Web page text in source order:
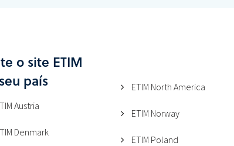
o site ETIM
país
Austria
Denmark
ETIM North America
ETIM Norway
ETIM Poland